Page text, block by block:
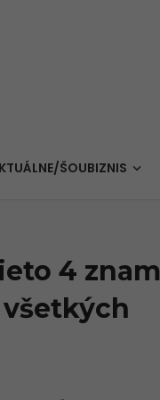
ŠOUBIZNIS
4